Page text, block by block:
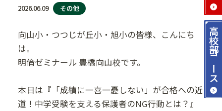
高校部
コース
2026.06.09 その他
向山小・つつじが丘小・旭小の皆様、こんにち
は。
明倫ゼミナール 豊橋向山校です。
本日は『「成績に一喜一憂しない」が合格への近
道！中学受験を支える保護者のNG行動とは？』